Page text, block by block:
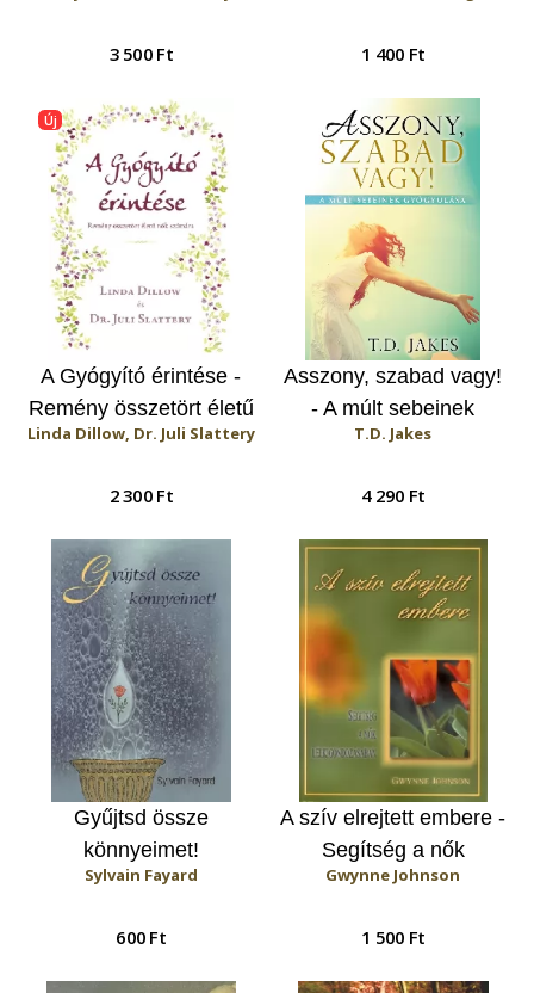
utolsó fejezetéhez
3 500 Ft 1 400 Ft
Új
A Gyógyító érintése -
Remény összetört életű
nők számára
Linda Dillow, Dr. Juli Slattery
2 300 Ft
Asszony, szabad vagy!
- A múlt sebeinek
gyógyulása
T.D. Jakes
4 290 Ft
Gyűjtsd össze
könnyeimet!
Sylvain Fayard
600 Ft
A szív elrejtett embere -
Segítség a nők
lelkigondozásában
Gwynne Johnson
1 500 Ft